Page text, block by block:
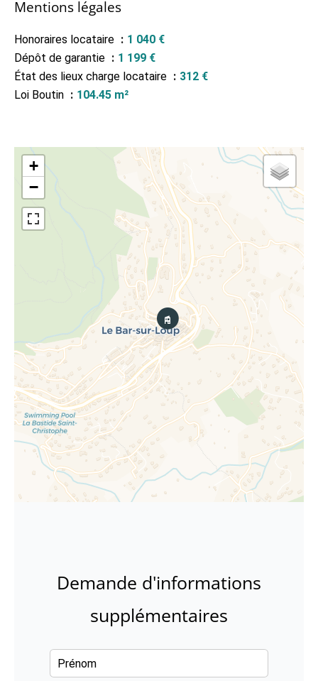
Mentions légales
Honoraires locataire
1 040 €
Dépôt de garantie
1 199 €
État des lieux charge locataire
312 €
Loi Boutin
104.45 m²
+
−
Demande d'informations
supplémentaires